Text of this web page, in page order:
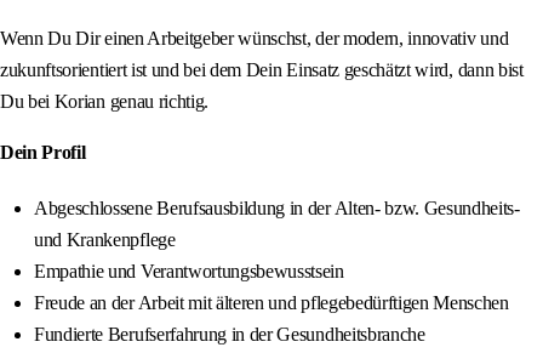
Wenn Du Dir einen Arbeitgeber wünschst, der modern, innovativ und
zukunftsorientiert ist und bei dem Dein Einsatz geschätzt wird, dann bist
Du bei Korian genau richtig.
Dein Profil
Abgeschlossene Berufsausbildung in der Alten- bzw. Gesundheits-
und Krankenpflege
Empathie und Verantwortungsbewusstsein
Freude an der Arbeit mit älteren und pflegebedürftigen Menschen
Fundierte Berufserfahrung in der Gesundheitsbranche